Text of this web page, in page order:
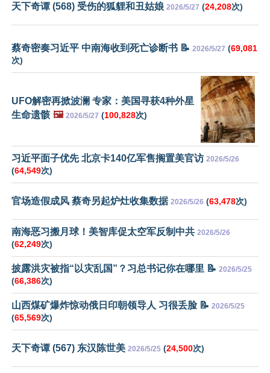
天下奇谭 (568) 受伤的狐貍和丑姑娘 2026/5/27 (24,208次)
蔡奇密奏习近平 中南海收到死亡诊断书 📝 2026/5/27 (69,081
次)
UFO解密再掀波澜 专家：美国寻获4种外星
生命遗骸 🖼️ 2026/5/27 (100,828次)
习近平面子优先 北京卡140亿军售搁置美官访 2026/5/26
(64,549次)
官场造假成风 蔡奇另起炉灶收集数据 2026/5/26 (63,478次)
南海恶习搬月球！美智库促太空军反制中共 2026/5/26
(62,249次)
披露洪灾被指“以灾乱国”？习总书记你在哪里 📝 2026/5/25
(66,386次)
山西煤矿爆炸惊动俄日印朝领导人 习很丢脸 📝 2026/5/25
(65,569次)
天下奇谭 (567) 东汉陈世美 2026/5/25 (24,500次)